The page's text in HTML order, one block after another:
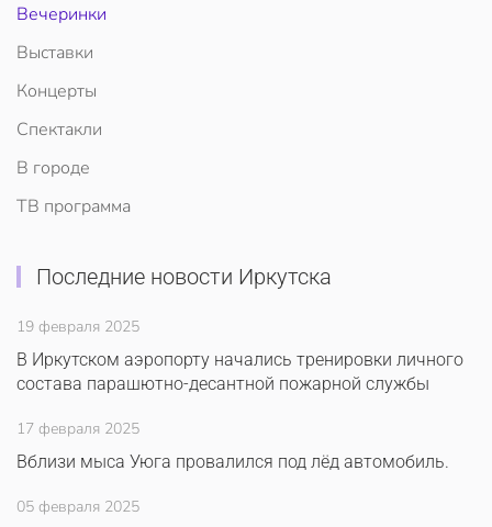
Вечеринки
Выставки
Концерты
Спектакли
В городе
ТВ программа
Последние новости Иркутска
19 февраля 2025
В Иркутском аэропорту начались тренировки личного
состава парашютно-десантной пожарной службы
17 февраля 2025
Вблизи мыса Уюга провалился под лёд автомобиль.
05 февраля 2025